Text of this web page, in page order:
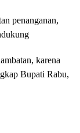
penanganan,
karena
Bupati Rabu,